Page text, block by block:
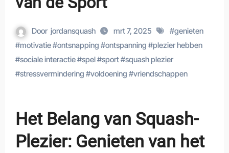
Door jordansquash mrt 7, 2025 #genieten
#motivatie#ontsnapping #ontspanning #plezier hebben
#sociale interactie#spel#sport#squash plezier
#stressvermindering #voldoening #vriendschappen
Het Belang van Squash-
Plezier: Genieten van het